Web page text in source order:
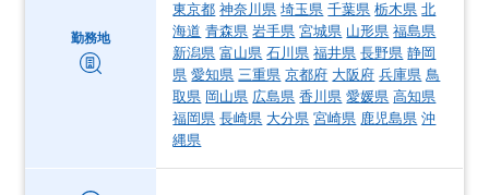
勤務地
東京都 神奈川県 埼玉県 千葉県 栃木県 北
海道 青森県 岩手県 宮城県 山形県 福島県
新潟県 富山県 石川県 福井県 長野県 静岡
県 愛知県 三重県 京都府 大阪府 兵庫県 鳥
取県 岡山県 広島県 香川県 愛媛県 高知県
福岡県 長崎県 大分県 宮崎県 鹿児島県 沖
縄県